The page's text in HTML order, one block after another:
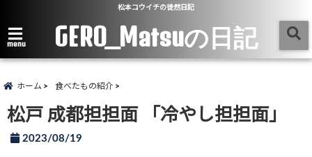
松本コウイチの徒然日記
menu GERO_Matsuの日記
ホーム 食べたもの紹介
松戸 成都担担面 「冷やし担担面」
2023/08/19